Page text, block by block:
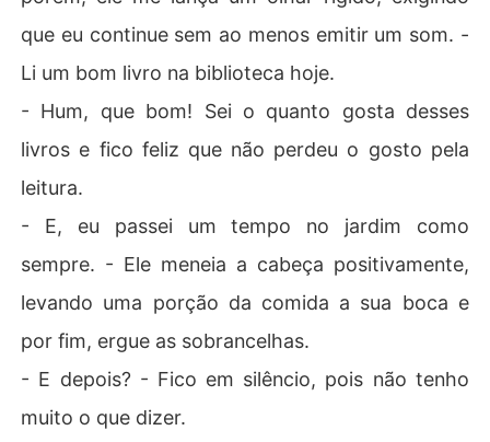
que eu continue sem ao menos emitir um som. -
Li um bom livro na biblioteca hoje.
- Hum, que bom! Sei o quanto gosta desses
livros e fico feliz que não perdeu o gosto pela
leitura.
- E, eu passei um tempo no jardim como
sempre. - Ele meneia a cabeça positivamente,
levando uma porção da comida a sua boca e
por fim, ergue as sobrancelhas.
- E depois? - Fico em silêncio, pois não tenho
muito o que dizer.